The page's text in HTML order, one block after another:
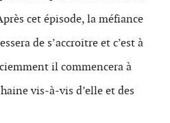
cet épisode, la méfiance
de s’accroitre et c’est à
il commencera à
vis-à-vis d’elle et des